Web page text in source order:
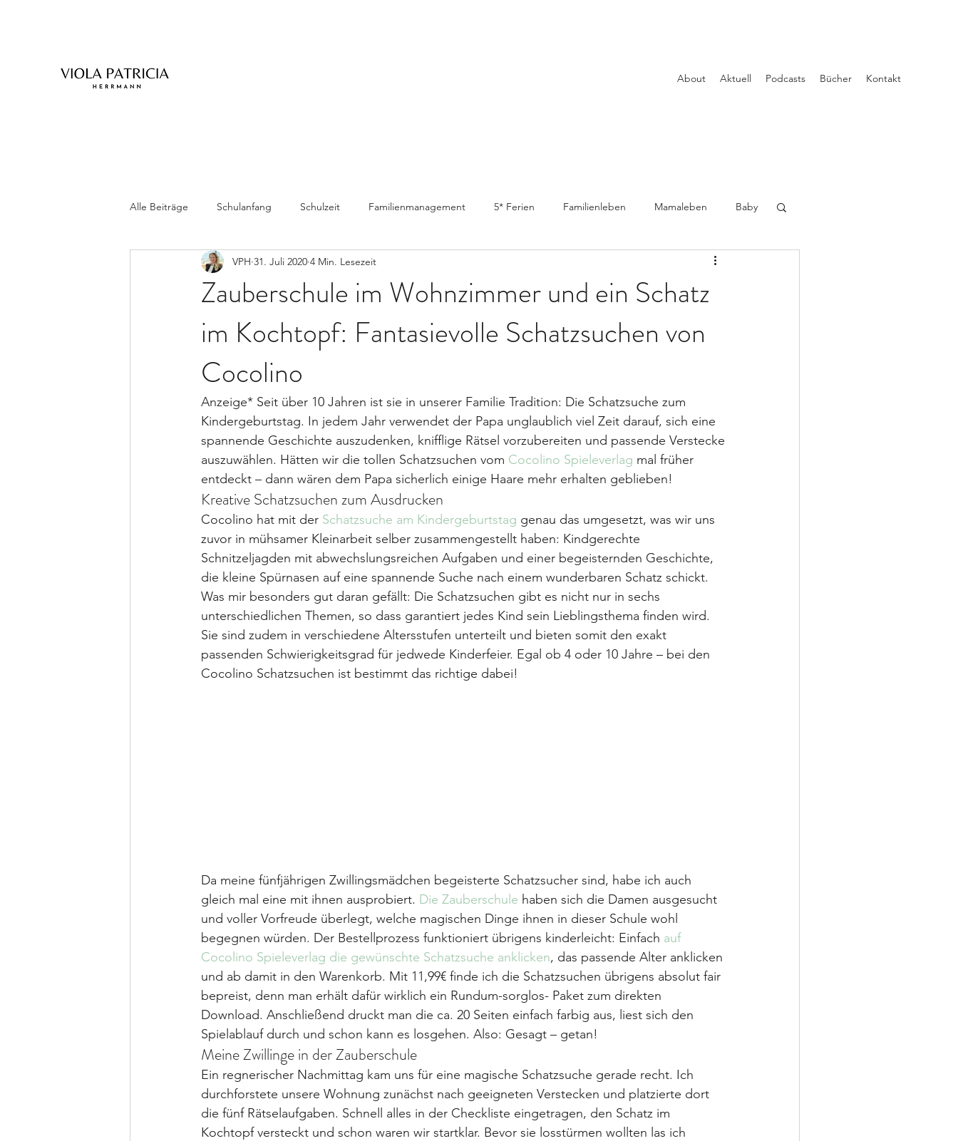
About Aktuell Podcasts Bücher Kontakt
Alle Beiträge Schulanfang Schulzeit Familienmanagement 5* Ferien Familienleben Mamaleben Baby
Zauberschule im Wohnzimmer und ein Schatz
im Kochtopf: Fantasievolle Schatzsuchen von
Cocolino
VPH 31. Juli 2020 4 Min. Lesezeit
Anzeige* Seit über 10 Jahren ist sie in unserer Familie Tradition: Die Schatzsuche zum
Kindergeburtstag. In jedem Jahr verwendet der Papa unglaublich viel Zeit darauf, sich eine
spannende Geschichte auszudenken, knifflige Rätsel vorzubereiten und passende Verstecke
auszuwählen. Hätten wir die tollen Schatzsuchen vom Cocolino Spieleverlag mal früher
entdeckt – dann wären dem Papa sicherlich einige Haare mehr erhalten geblieben!
Kreative Schatzsuchen zum Ausdrucken
Cocolino hat mit der Schatzsuche am Kindergeburtstag genau das umgesetzt, was wir uns
zuvor in mühsamer Kleinarbeit selber zusammengestellt haben: Kindgerechte
Schnitzeljagden mit abwechslungsreichen Aufgaben und einer begeisternden Geschichte,
die kleine Spürnasen auf eine spannende Suche nach einem wunderbaren Schatz schickt.
Was mir besonders gut daran gefällt: Die Schatzsuchen gibt es nicht nur in sechs
unterschiedlichen Themen, so dass garantiert jedes Kind sein Lieblingsthema finden wird.
Sie sind zudem in verschiedene Altersstufen unterteilt und bieten somit den exakt
passenden Schwierigkeitsgrad für jedwede Kinderfeier. Egal ob 4 oder 10 Jahre – bei den
Cocolino Schatzsuchen ist bestimmt das richtige dabei!
Da meine fünfjährigen Zwillingsmädchen begeisterte Schatzsucher sind, habe ich auch
gleich mal eine mit ihnen ausprobiert. Die Zauberschule haben sich die Damen ausgesucht
und voller Vorfreude überlegt, welche magischen Dinge ihnen in dieser Schule wohl
begegnen würden. Der Bestellprozess funktioniert übrigens kinderleicht: Einfach auf
Cocolino Spieleverlag die gewünschte Schatzsuche anklicken, das passende Alter anklicken
und ab damit in den Warenkorb. Mit 11,99€ finde ich die Schatzsuchen übrigens absolut fair
bepreist, denn man erhält dafür wirklich ein Rundum-sorglos- Paket zum direkten
Download. Anschließend druckt man die ca. 20 Seiten einfach farbig aus, liest sich den
Spielablauf durch und schon kann es losgehen. Also: Gesagt – getan!
Meine Zwillinge in der Zauberschule
Ein regnerischer Nachmittag kam uns für eine magische Schatzsuche gerade recht. Ich
durchforstete unsere Wohnung zunächst nach geeigneten Verstecken und platzierte dort
die fünf Rätselaufgaben. Schnell alles in der Checkliste eingetragen, den Schatz im
Kochtopf versteckt und schon waren wir startklar. Bevor sie losstürmen wollten las ich